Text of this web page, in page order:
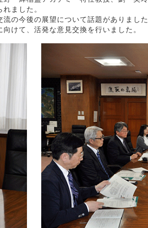
ました。
の今後の展望について話題がありまし
けて、活発な意見交換を行いました。